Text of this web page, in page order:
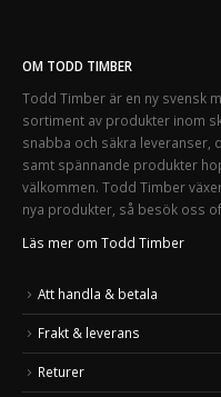
OM TODD TIMBER
Todd Timber är en ny svensk
sortiment av produkter inom
snabba och säkra leveranser,
samt spännande produkter
välkommen. Todd Timber
nya produkter, så besök oss
Läs mer om Todd Timber
Att handla & betala
Frakt & leverans
Returer